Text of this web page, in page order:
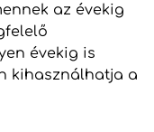
az évekig
évekig is
kihasználhatja a